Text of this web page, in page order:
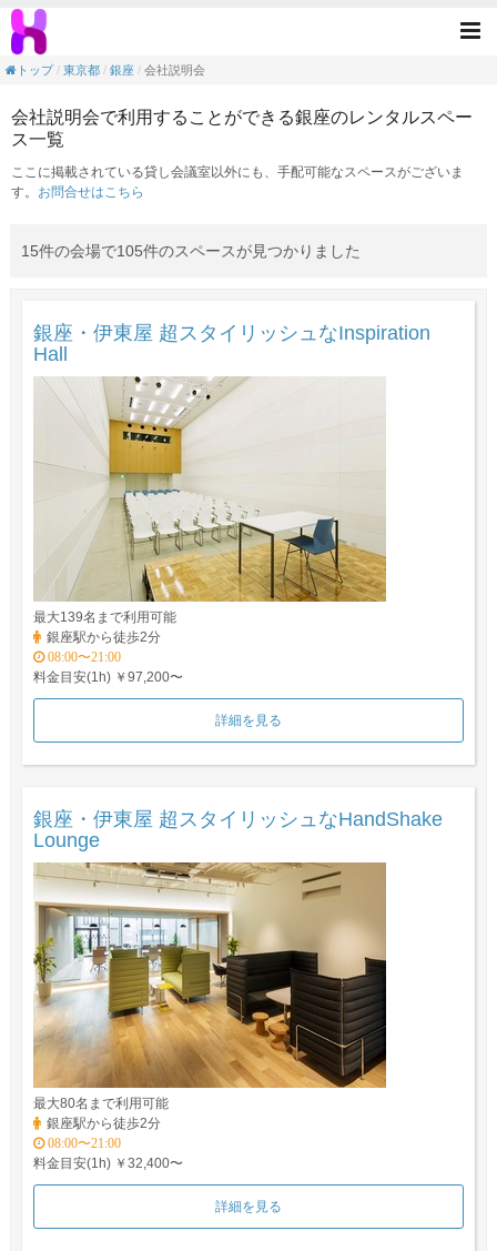
会社説明会の目的で利用できる銀座駅のレ
トップ
東京都 銀座 会社説明会
会社説明会で利用することができる銀座のレンタルスペー
ス一覧
ここに掲載されている貸し会議室以外にも、手配可能なスペースがございま
す。 お問合せはこちら
15件の会場で105件のスペースが見つかりました
銀座・伊東屋 超スタイリッシュなInspiration
Hall
最大139名まで利用可能
銀座駅から徒歩2分
08:00〜21:00
料金目安(1h) ￥97,200〜
詳細を見る
銀座・伊東屋 超スタイリッシュなHandShake
Lounge
最大80名まで利用可能
銀座駅から徒歩2分
08:00〜21:00
料金目安(1h) ￥32,400〜
詳細を見る